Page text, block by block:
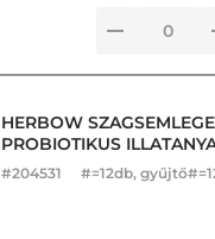
HERBOW
PROBIOTIKUS
#204531 #=12db,